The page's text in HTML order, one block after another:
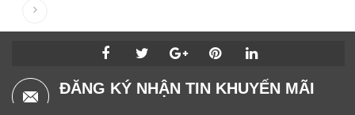
ĐĂNG KÝ NHẬN TIN KHUYẾN MÃI